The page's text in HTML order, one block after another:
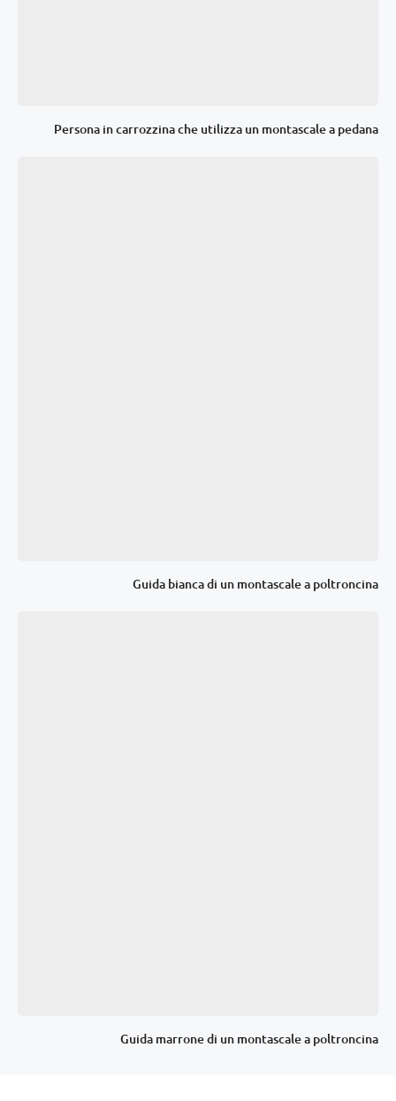
Persona in carrozzina che utilizza un montascale a pedana
Guida bianca di un montascale a poltroncina
Guida marrone di un montascale a poltroncina